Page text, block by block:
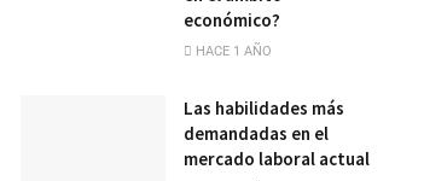
económico?
HACE 1 AÑO
Las habilidades más
demandadas en el
mercado laboral actual